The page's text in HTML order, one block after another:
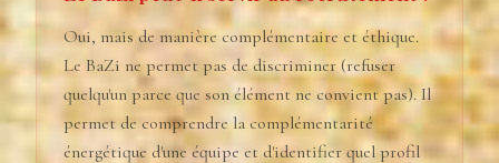
Oui, mais de manière complémentaire et éthique.
Le BaZi ne permet pas de discriminer (refuser
quelqu'un parce que son élément ne convient pas). Il
permet de comprendre la complémentarité
énergétique d'une équipe et d'identifier quel profil